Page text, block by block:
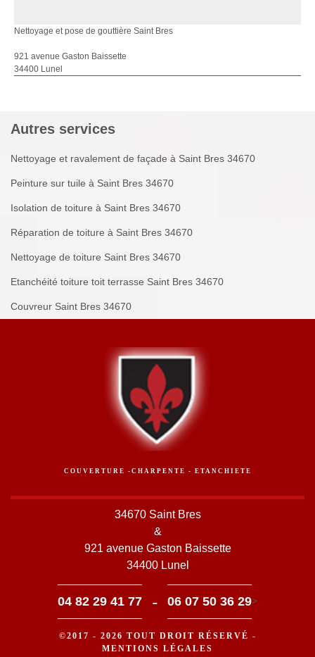
Nettoyage et pose de gouttière Saint Bres
921 avenue Gaston Baissette
34400 Lunel
Autres services
Nettoyage et ravalement de façade à Saint Bres 34670
Peinture sur tuile à Saint Bres 34670
Isolation de toiture à Saint Bres 34670
Réparation de toiture à Saint Bres 34670
Nettoyage de toiture Saint Bres 34670
Etanchéité toiture toit terrasse Saint Bres 34670
Couvreur Saint Bres 34670
COUVERTURE -CHARPENTE - ETANCHIETE
34670 Saint Bres
&
921 avenue Gaston Baissette
34400 Lunel
04 82 29 41 77 - 06 07 50 36 29>
©2017 - 2026 TOUT DROIT RÉSERVÉ -
MENTIONS LÉGALES